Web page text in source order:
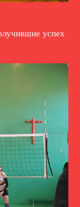
успех